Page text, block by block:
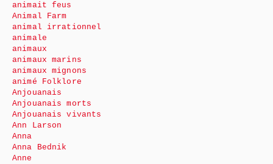
animait feus
Animal Farm
animal irrationnel
animale
animaux
animaux marins
animaux mignons
animé Folklore
Anjouanais
Anjouanais morts
Anjouanais vivants
Ann Larson
Anna
Anna Bednik
Anne